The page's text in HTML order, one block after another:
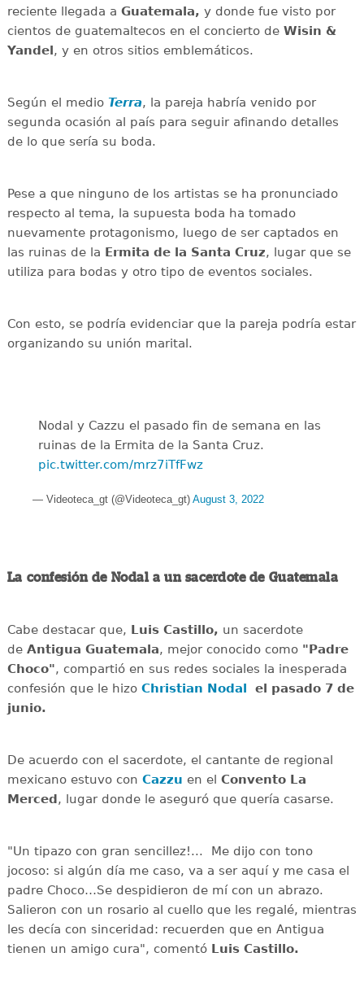
reciente llegada a Guatemala, y donde fue visto por
cientos de guatemaltecos en el concierto de Wisin &
Yandel, y en otros sitios emblemáticos.
Según el medio Terra, la pareja habría venido por
segunda ocasión al país para seguir afinando detalles
de lo que sería su boda.
Pese a que ninguno de los artistas se ha pronunciado
respecto al tema, la supuesta boda ha tomado
nuevamente protagonismo, luego de ser captados en
las ruinas de la Ermita de la Santa Cruz, lugar que se
utiliza para bodas y otro tipo de eventos sociales.
Con esto, se podría evidenciar que la pareja podría estar
organizando su unión marital.
Nodal y Cazzu el pasado fin de semana en las
ruinas de la Ermita de la Santa Cruz.
pic.twitter.com/mrz7iTfFwz
— Videoteca_gt (@Videoteca_gt) August 3, 2022
La confesión de Nodal a un sacerdote de Guatemala
Cabe destacar que, Luis Castillo, un sacerdote
deAntigua Guatemala, mejor conocido como "Padre
Choco", compartió en sus redes sociales la inesperada
confesión que le hizo Christian Nodal
el pasado 7 de
junio.
De acuerdo con el sacerdote, el cantante de regional
mexicano estuvo con Cazzu en el Convento La
Merced, lugar donde le aseguró que quería casarse.
"Un tipazo con gran sencillez!... Me dijo con tono
jocoso: si algún día me caso, va a ser aquí y me casa el
padre Choco…Se despidieron de mí con un abrazo.
Salieron con un rosario al cuello que les regalé, mientras
les decía con sinceridad: recuerden que en Antigua
tienen un amigo cura", comentóLuis Castillo.